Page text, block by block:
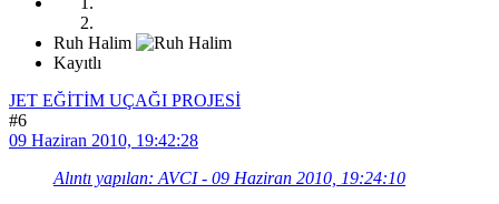
Ruh Halim
Kayıtlı
JET EĞİTİM UÇAĞI PROJESİ
#6
09 Haziran 2010, 19:42:28
Alıntı yapılan: AVCI - 09 Haziran 2010, 19:24:10